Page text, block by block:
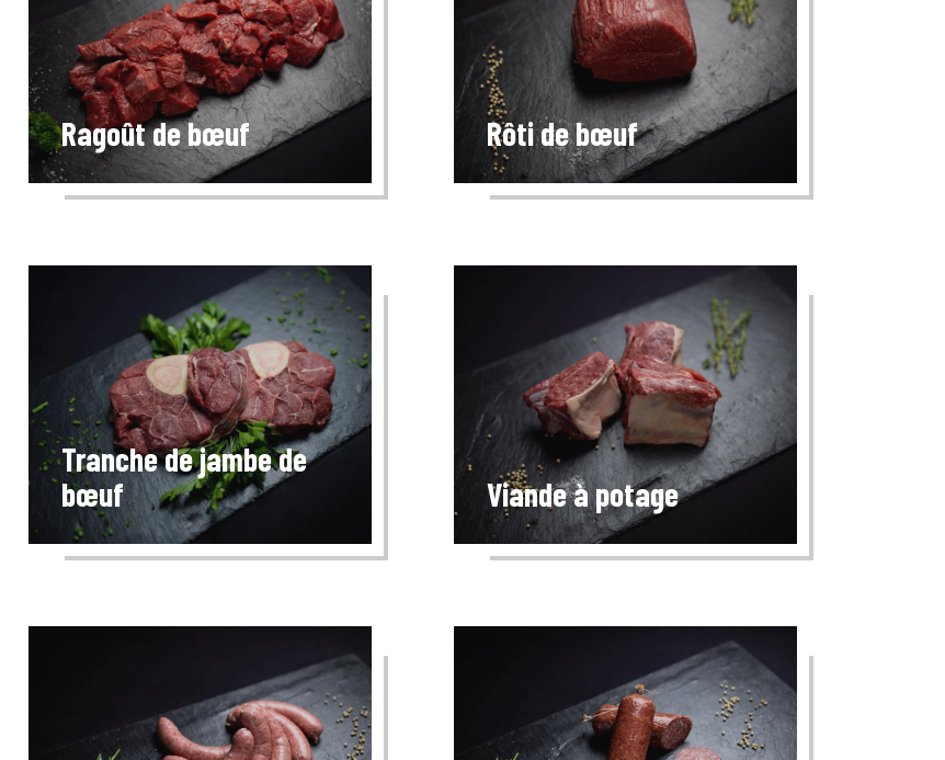
Ragoût de bœuf Rôti de bœuf
Tranche de jambe de
bœuf
Viande à potage